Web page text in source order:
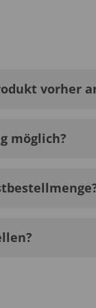
vorher
möglich?